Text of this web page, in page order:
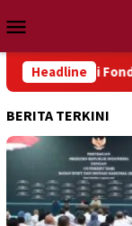
ke
kontenMobile
Headline
Jadi Fondasi
BERITA TERKINI